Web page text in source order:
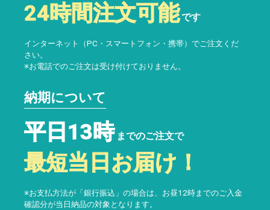
24時間注文可能です
インターネット（PC・スマートフォン・携帯）でご注文くだ
さい。
※お電話でのご注文は受け付けておりません。
納期について
平日13時 までのご注文で
最短当日お届け！
※お支払方法が「銀行振込」の場合は、お昼12時までのご入金
確認分が当日納品の対象となります。